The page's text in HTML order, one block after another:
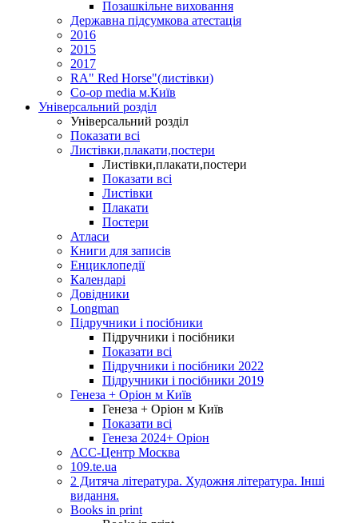
Позашкільне виховання
Державна підсумкова атестація
2016
2015
2017
RA" Red Horse"(листівки)
Co-op media м.Київ
Універсальний розділ
Універсальний розділ
Показати всі
Листівки,плакати,постери
Листівки,плакати,постери
Показати всі
Листівки
Плакати
Постери
Атласи
Книги для записів
Енциклопедії
Календарі
Довідники
Longman
Підручники і посібники
Підручники і посібники
Показати всі
Підручники і посібники 2022
Підручники і посібники 2019
Генеза + Оріон м Київ
Генеза + Оріон м Київ
Показати всі
Генеза 2024+ Оріон
АСС-Центр Москва
109.te.ua
2 Дитяча література. Художня література. Інші
видання.
Books in print